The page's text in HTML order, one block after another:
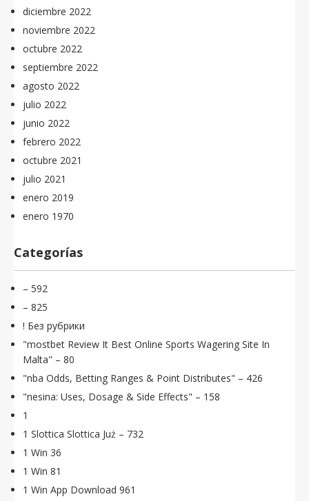
diciembre 2022
noviembre 2022
octubre 2022
septiembre 2022
agosto 2022
julio 2022
junio 2022
febrero 2022
octubre 2021
julio 2021
enero 2019
enero 1970
Categorías
– 592
– 825
! Без рубрики
"mostbet Review It Best Online Sports Wagering Site In
Malta" – 80
"nba Odds, Betting Ranges & Point Distributes" – 426
"nesina: Uses, Dosage & Side Effects" – 158
1
1 Slottica Slottica Już – 732
1 Win 36
1 Win 81
1 Win App Download 961